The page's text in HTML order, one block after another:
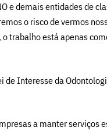
e demais entidades de
o risco de vermos
trabalho está apenas
de Interesse da
a manter serviços